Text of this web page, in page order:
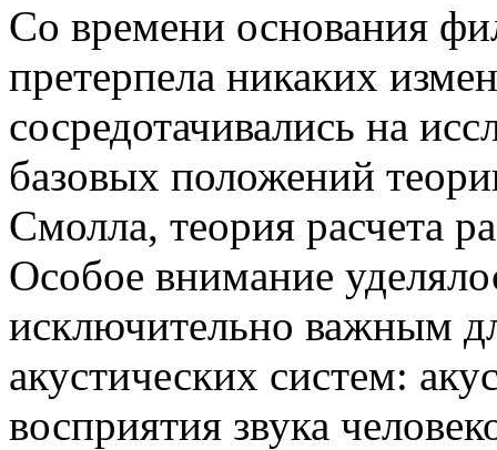
Со времени основания
претерпела никаких
сосредотачивались на
базовых положений
Смолла, теория расчета
Особое внимание
исключительно важным
акустических систем:
восприятия звука